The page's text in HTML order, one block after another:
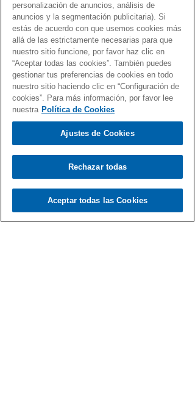
Fernando Martín
10 jun 2021
Gen Dro en el Record Store Day
Una selección de canciones pertenecientes a
discos editados con motivo del Record Store Day
personalización de anuncios, análisis de
anuncios y la segmentación publicitaria). Si
estás de acuerdo con que usemos cookies más
allá de las estrictamente necesarias para que
nuestro sitio funcione, por favor haz clic en
“Aceptar todas las cookies”. También puedes
gestionar tus preferencias de cookies en todo
nuestro sitio haciendo clic en “Configuración de
cookies”. Para más información, por favor lee
nuestra Política de Cookies
Ajustes de Cookies
Rechazar todas
Aceptar todas las Cookies